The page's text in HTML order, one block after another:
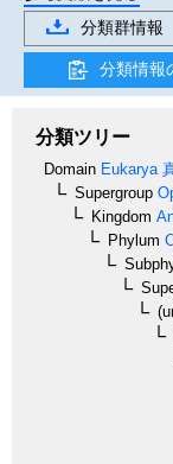
分類群情報
分類情報
分類ツリー
Domain Eukarya
Supergroup
Kingdom
Phylum